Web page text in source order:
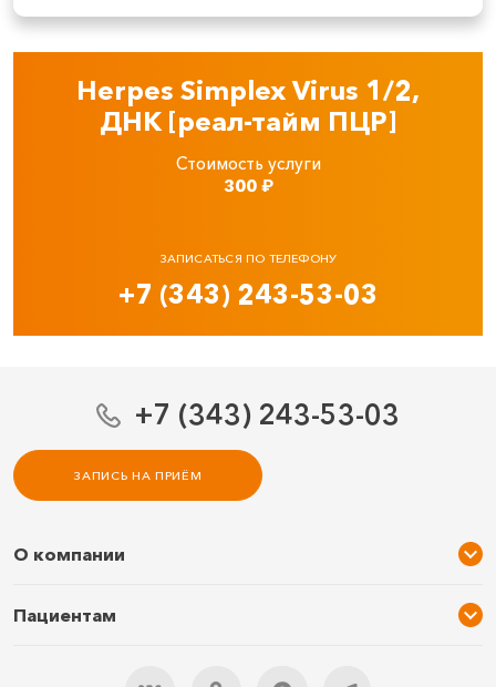
Herpes Simplex Virus 1/2,
ДНК [реал-тайм ПЦР]
Стоимость услуги
300₽
ЗАПИСАТЬСЯ ПО ТЕЛЕФОНУ
+7 (343) 243-53-03
+7 (343) 243-53-03
ЗАПИСЬ НА ПРИЁМ
О компании
Услуги и цены
Пациентам